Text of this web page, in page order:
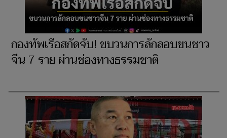
กองทัพเรือสกัดจับ! ขบวนการลักลอบขนชาว
จีน 7 ราย ผ่านช่องทางธรรมชาติ